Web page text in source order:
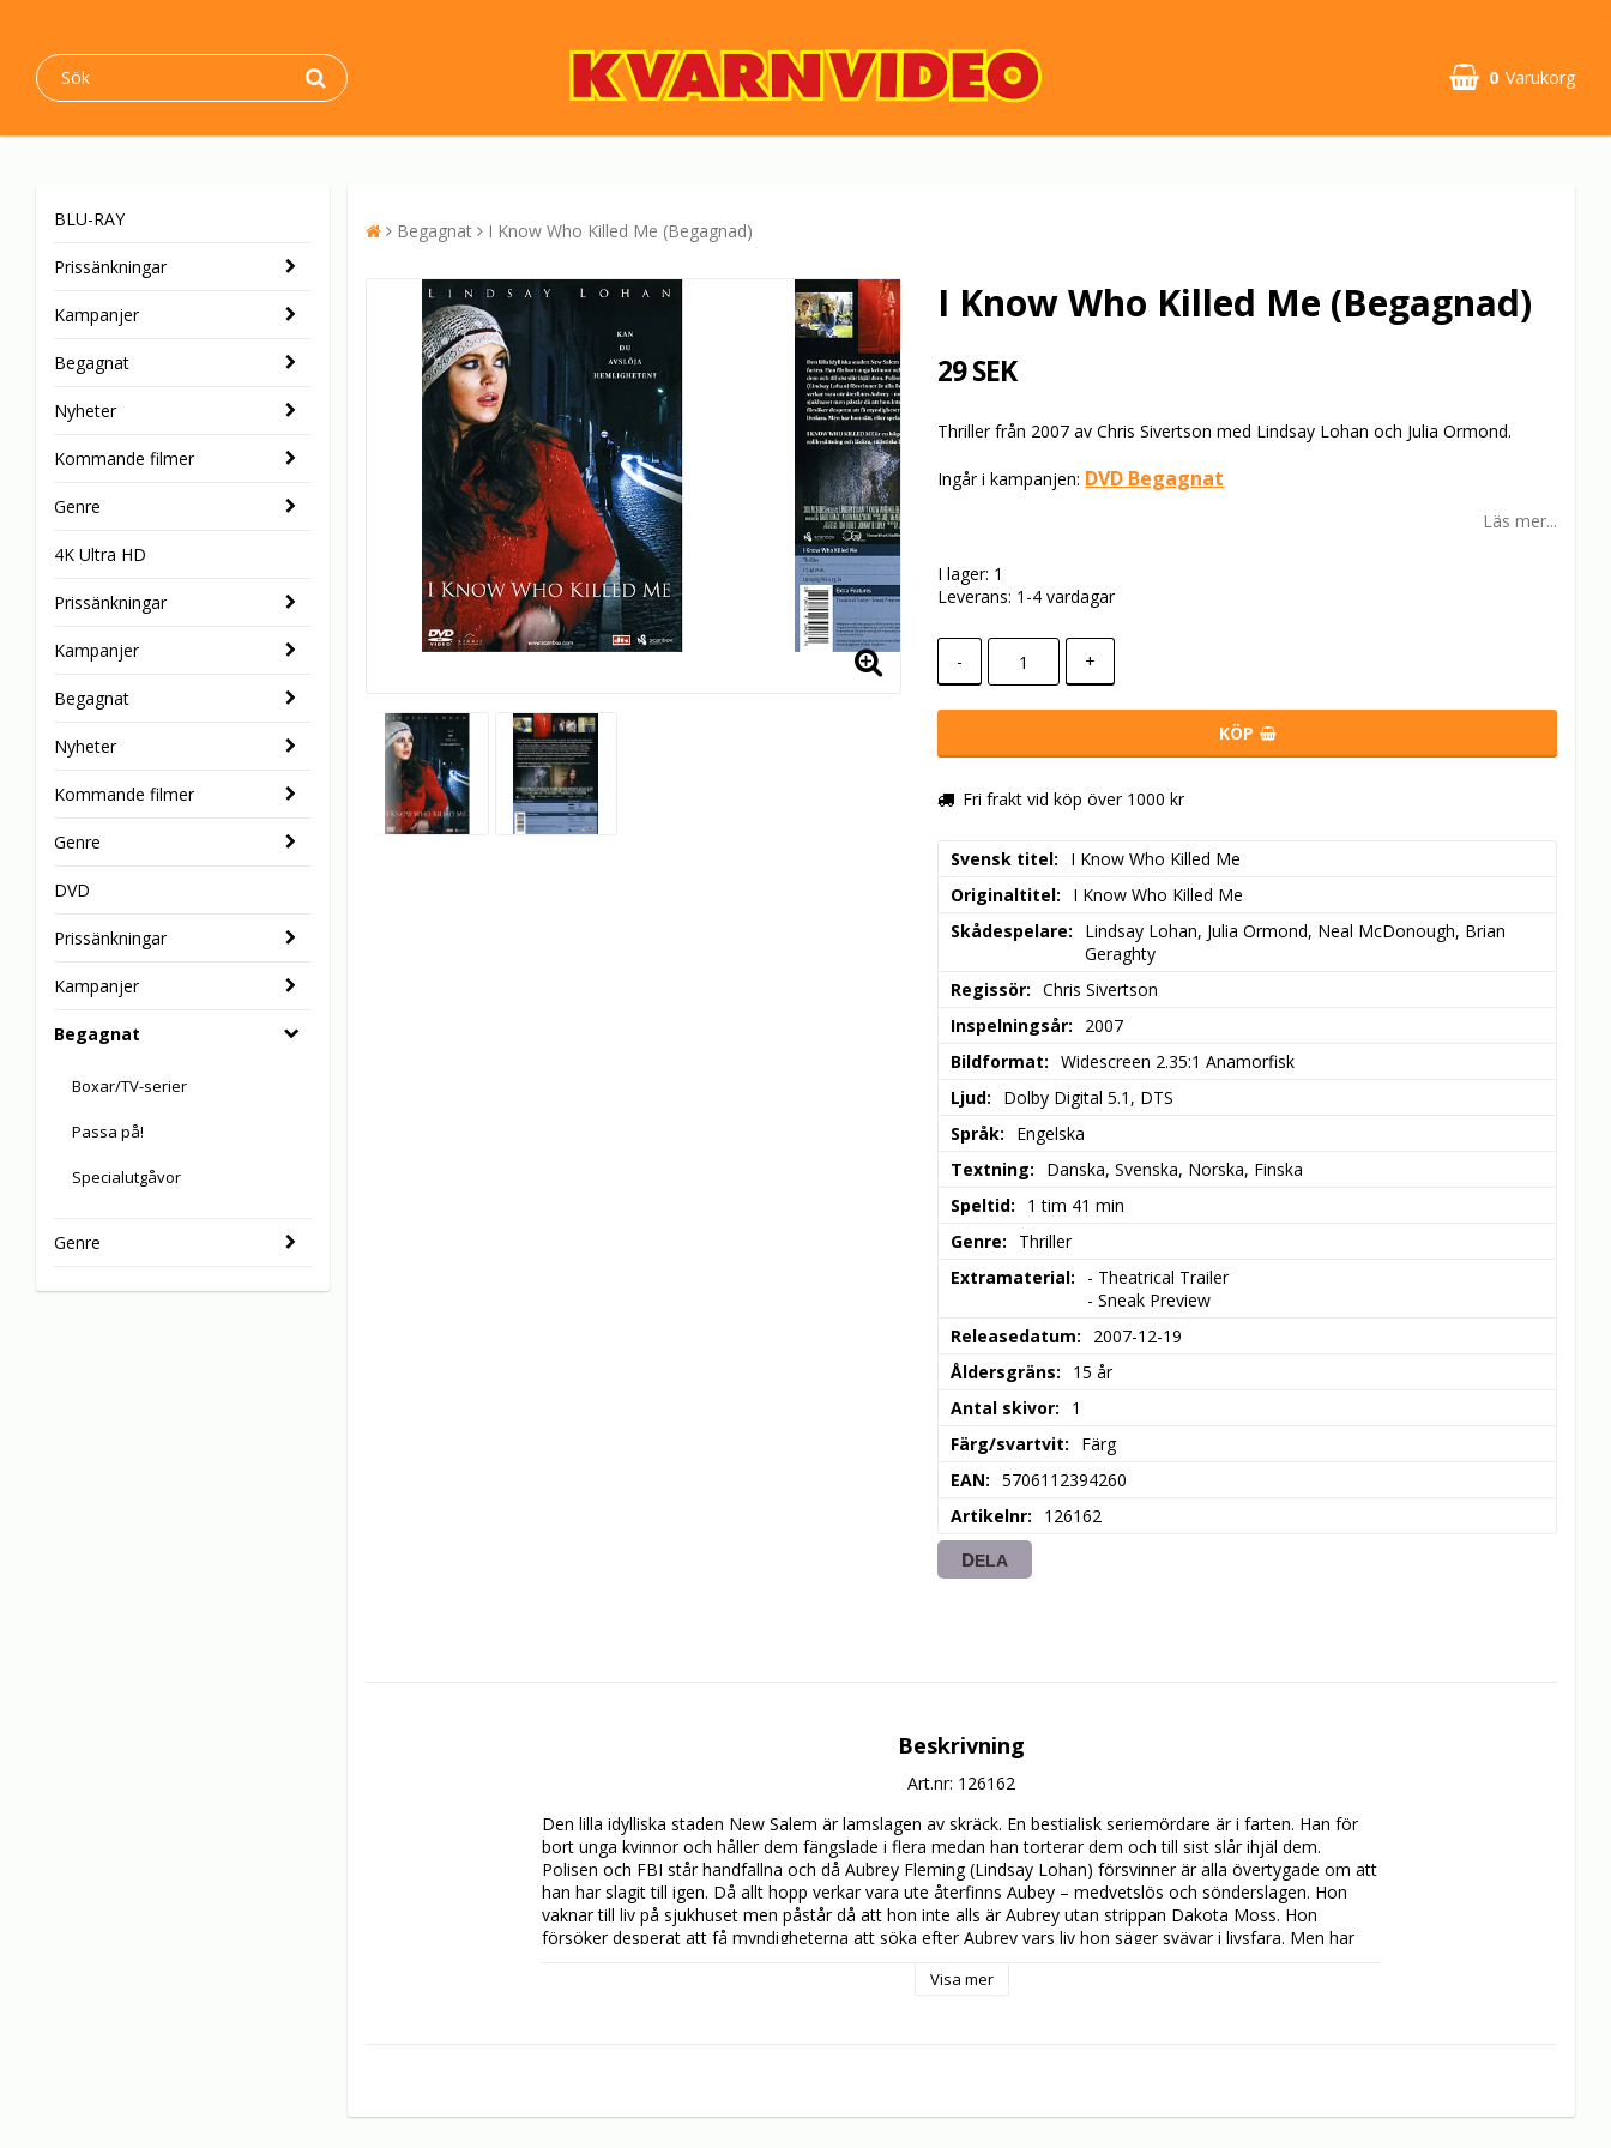
0 Varukorg
BLU-RAY
Prissänkningar
Kampanjer
Begagnat
Nyheter
Kommande filmer
Genre
4K Ultra HD
Prissänkningar
Kampanjer
Begagnat
Nyheter
Kommande filmer
Genre
DVD
Prissänkningar
Kampanjer
Begagnat
Boxar/TV-serier
Passa på!
Specialutgåvor
Genre
Begagnat I Know Who Killed Me (Begagnad)
I Know Who Killed Me (Begagnad)
29 SEK
Thriller från 2007 av Chris Sivertson med Lindsay Lohan och Julia Ormond.
Ingår i kampanjen: DVD Begagnat
Läs mer...
I lager: 1
Leverans: 1-4 vardagar
- +
KÖP
Fri frakt vid köp över 1000 kr
Svensk titel
I Know Who Killed Me
Originaltitel
I Know Who Killed Me
Skådespelare
Lindsay Lohan, Julia Ormond, Neal McDonough, Brian
Geraghty
Regissör
Chris Sivertson
Inspelningsår
2007
Bildformat
Widescreen 2.35:1 Anamorfisk
Ljud
Dolby Digital 5.1, DTS
Språk
Engelska
Textning
Danska, Svenska, Norska, Finska
Speltid
1 tim 41 min
Genre
Thriller
Extramaterial
- Theatrical Trailer
- Sneak Preview
Releasedatum
2007-12-19
Åldersgräns
15 år
Antal skivor
1
Färg/svartvit
Färg
EAN
5706112394260
Artikelnr
126162
DELA
Beskrivning
Art.nr: 126162
Den lilla idylliska staden New Salem är lamslagen av skräck. En bestialisk seriemördare är i farten. Han för
bort unga kvinnor och håller dem fängslade i flera medan han torterar dem och till sist slår ihjäl dem.
Polisen och FBI står handfallna och då Aubrey Fleming (Lindsay Lohan) försvinner är alla övertygade om att
han har slagit till igen. Då allt hopp verkar vara ute återfinns Aubey – medvetslös och sönderslagen. Hon
vaknar till liv på sjukhuset men påstår då att hon inte alls är Aubrey utan strippan Dakota Moss. Hon
försöker desperat att få myndigheterna att söka efter Aubrey vars liv hon säger svävar i livsfara. Men har
Visa mer